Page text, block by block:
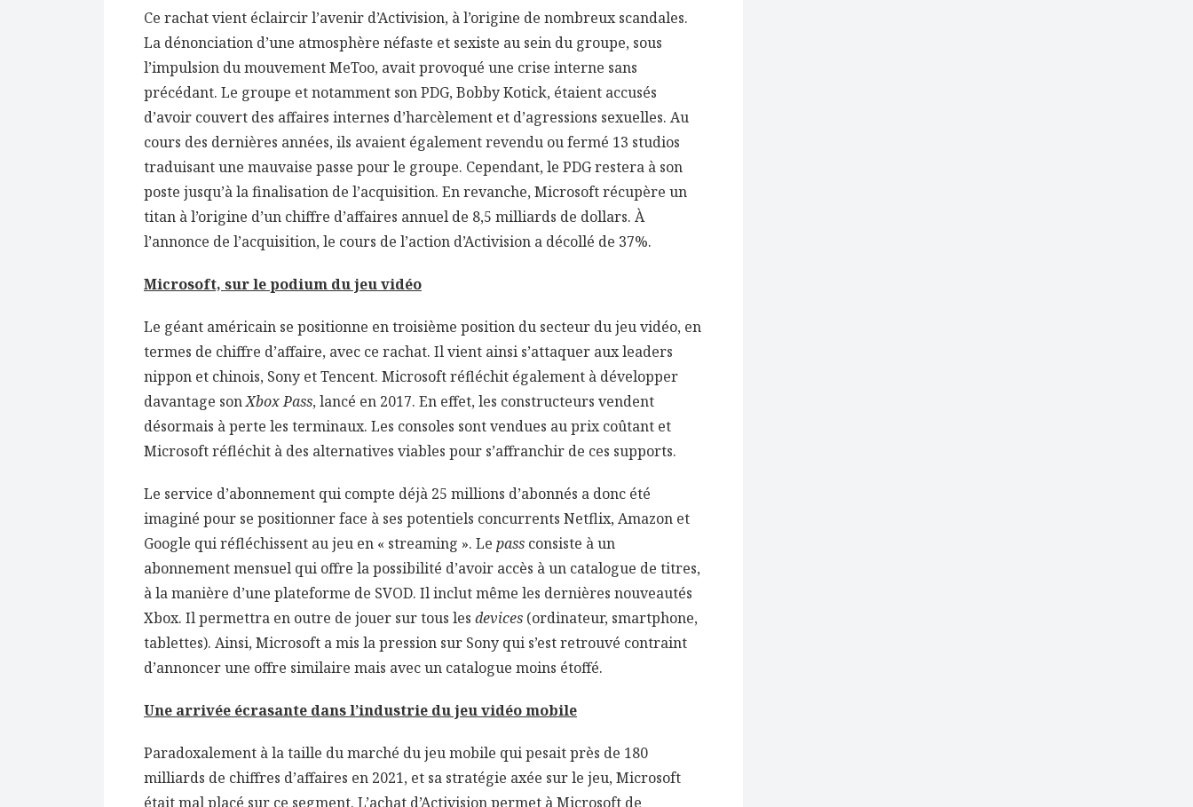
Ce rachat vient éclaircir l’avenir d’Activision, à l’origine de nombreux scandales.
La dénonciation d’une atmosphère néfaste et sexiste au sein du groupe, sous
l’impulsion du mouvement MeToo, avait provoqué une crise interne sans
précédant. Le groupe et notamment son PDG, Bobby Kotick, étaient accusés
d’avoir couvert des affaires internes d’harcèlement et d’agressions sexuelles. Au
cours des dernières années, ils avaient également revendu ou fermé 13 studios
traduisant une mauvaise passe pour le groupe. Cependant, le PDG restera à son
poste jusqu’à la finalisation de l’acquisition. En revanche, Microsoft récupère un
titan à l’origine d’un chiffre d’affaires annuel de 8,5 milliards de dollars. À
l’annonce de l’acquisition, le cours de l’action d’Activision a décollé de 37%.
Microsoft, sur le podium du jeu vidéo
Le géant américain se positionne en troisième position du secteur du jeu vidéo, en
termes de chiffre d’affaire, avec ce rachat. Il vient ainsi s’attaquer aux leaders
nippon et chinois, Sony et Tencent. Microsoft réfléchit également à développer
davantage sonXbox Pass, lancé en 2017. En effet, les constructeurs vendent
désormais à perte les terminaux. Les consoles sont vendues au prix coûtant et
Microsoft réfléchit à des alternatives viables pour s’affranchir de ces supports.
Le service d’abonnement qui compte déjà 25 millions d’abonnés a donc été
imaginé pour se positionner face à ses potentiels concurrents Netflix, Amazon et
Google qui réfléchissent au jeu en « streaming ». Le pass consiste à un
abonnement mensuel qui offre la possibilité d’avoir accès à un catalogue de titres,
à la manière d’une plateforme de SVOD. Il inclut même les dernières nouveautés
Xbox. Il permettra en outre de jouer sur tous les devices (ordinateur, smartphone,
tablettes). Ainsi, Microsoft a mis la pression sur Sony qui s’est retrouvé contraint
d’annoncer une offre similaire mais avec un catalogue moins étoffé.
Une arrivée écrasante dans l’industrie du jeu vidéo mobile
Paradoxalement à la taille du marché du jeu mobile qui pesait près de 180
milliards de chiffres d’affaires en 2021, et sa stratégie axée sur le jeu, Microsoft
était mal placé sur ce segment. L’achat d’Activision permet à Microsoft de